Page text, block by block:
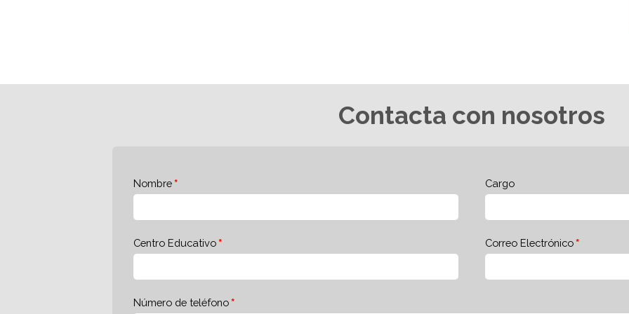
Contacta con nosotros
Nombre Cargo
Centro Educativo Correo Electrónico
Número de teléfono